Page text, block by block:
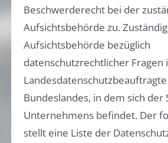
Beschwerderecht bei der
Aufsichtsbehörde zu.
Aufsichtsbehörde bezüglich
datenschutzrechtlicher Fragen
Bundeslandes, in dem sich der
Unternehmens befindet. Der
stellt eine Liste der